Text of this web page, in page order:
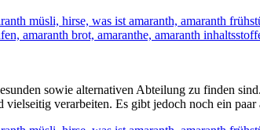
sowie alternativen Abteilung zu finden
verarbeiten. Es gibt jedoch noch ein